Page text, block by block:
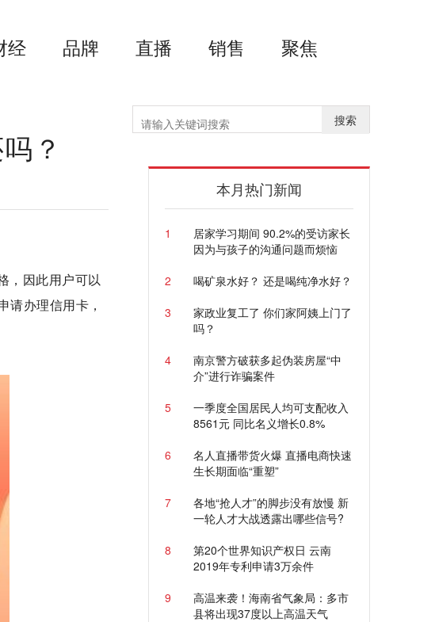
经 品牌 直播 销售 聚焦
？
，因此用户可以
请办理信用卡，
搜索
本月热门新闻
1
居家学习期间 90.2%的受访家长
因为与孩子的沟通问题而烦恼
2
喝矿泉水好？ 还是喝纯净水好？
3
家政业复工了 你们家阿姨上门了
吗？
4
南京警方破获多起伪装房屋“中
介”进行诈骗案件
5
一季度全国居民人均可支配收入
8561元 同比名义增长0.8%
6
名人直播带货火爆 直播电商快速
生长期面临“重塑”
7
各地“抢人才”的脚步没有放慢 新
一轮人才大战透露出哪些信号?
8
第20个世界知识产权日 云南
2019年专利申请3万余件
9
高温来袭！海南省气象局：多市
县将出现37度以上高温天气